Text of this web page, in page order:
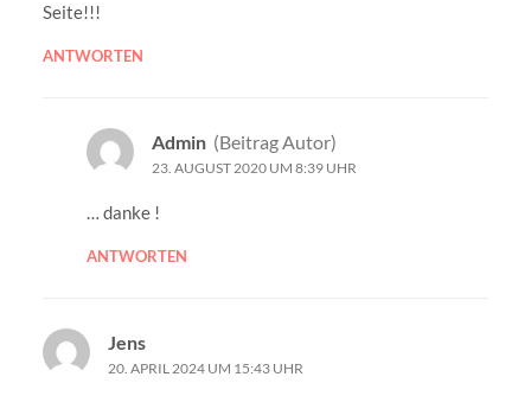
Seite!!!
ANTWORTEN
Admin (Beitrag Autor)
23. AUGUST 2020 UM 8:39 UHR
… danke !
ANTWORTEN
Jens
20. APRIL 2024 UM 15:43 UHR